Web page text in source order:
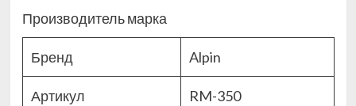
Производитель марка
Бренд Alpin
Артикул RM-350